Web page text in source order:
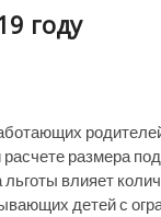
году
размера
влияет
детей с